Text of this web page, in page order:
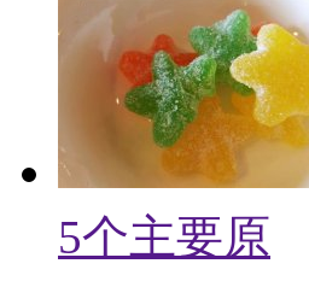
5个主要原